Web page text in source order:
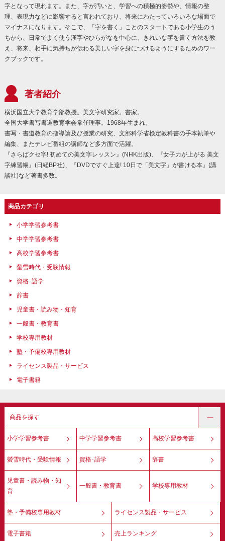
字となって現れます。また、字が汚いと、学習への積極的姿勢や、情報の整
理、表現力などに影響すると言われており、将来にわたっていろいろな場面で
マイナスになります。そこで、「字を書く」ことのスタートである小学生のう
ちから、日常でよく使う漢字やひらがなを中心に、きれいな字を書く方法を教
え、将来、相手に気持ちが伝わる美しい字を身につけるようにするためのワー
クブックです。
著者紹介
横浜国立大学教育学部教授。美文字研究家。書家。
全国大学書写書道教育学会常任理事。1968年生まれ。
書写・書道教育の指導論及び授業の研究、文部科学省検定教科書の手本執筆や
編集、またテレビ番組の講師など多方面で活躍。
『さらばクセ字! 初めての美文字レッスン』(NHK出版)、『女子力が上がる 美文
字練習帳』(日経BP社)、『DVDですぐ上達! 10日で「美文字」が書ける本』(講
談社)など著書多数。
商品カテゴリ
小学学習参考書
中学学習参考書
高校学習参考書
螢雪時代・受験情報
資格･語学
辞書
児童書・読み物・知育
一般書・教育書
学校専用教材
塾・予備校専用教材
ライセンス製品・サービス
電子書籍
商品を探す
小学学習参考書 中学学習参考書 高校学習参考書
螢雪時代・受験情報 資格･語学 辞書
児童書・読み物・知
育
一般書・教育書 学校専用教材
塾・予備校専用教材 ライセンス製品・サービス
電子書籍 売上ランキング